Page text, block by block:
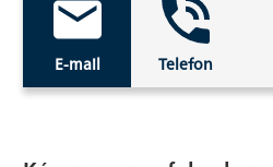
E-mail Telefon